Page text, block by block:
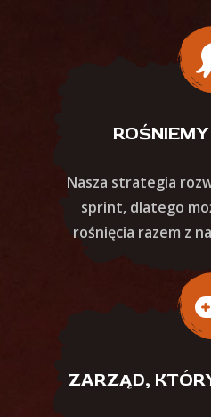
Nasza strategia
sprint, dlatego
rośnięcia razem z
ZARZĄD,